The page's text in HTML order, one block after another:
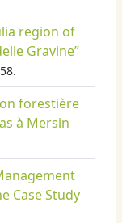
region of
Gravine”
forestière
à Mersin
Case Study